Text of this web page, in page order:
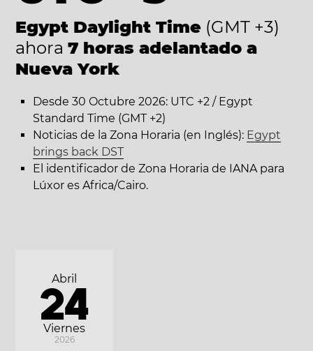
Egypt Daylight Time (GMT +3)
ahora 7 horas adelantado a
Nueva York
Desde 30 Octubre 2026: UTC +2 / Egypt
Standard Time (GMT +2)
Noticias de la Zona Horaria (en Inglés): Egypt
brings back DST
El identificador de Zona Horaria de IANA para
Lúxor es Africa/Cairo.
Viernes
Abril
24
2026